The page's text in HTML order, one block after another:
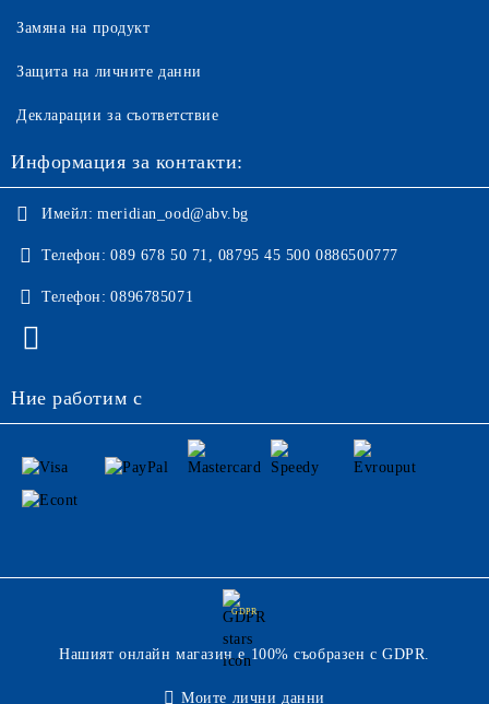
Замяна на продукт
Защита на личните данни
Декларации за съответствие
Информация за контакти:
Имейл: meridian_ood@abv.bg
Телефон: 089 678 50 71, 08795 45 500 0886500777
Телефон: 0896785071
Ние работим с
GDPR
Нашият онлайн магазин е 100% съобразен с GDPR.
Моите лични данни